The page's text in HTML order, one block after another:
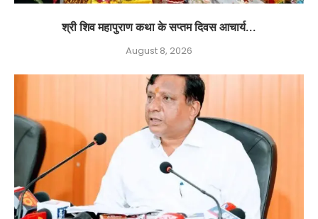
श्री शिव महापुराण कथा के सप्तम दिवस आचार्य...
August 8, 2026